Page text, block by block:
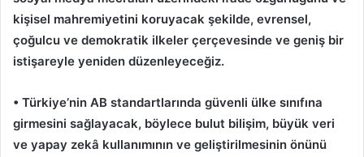
kişisel mahremiyetini koruyacak şekilde, evrensel,
çoğulcu ve demokratik ilkeler çerçevesinde ve geniş bir
istişareyle yeniden düzenleyeceğiz.
• Türkiye’nin AB standartlarında güvenli ülke sınıfına
girmesini sağlayacak, böylece bulut bilişim, büyük veri
ve yapay zekâ kullanımının ve geliştirilmesinin önünü